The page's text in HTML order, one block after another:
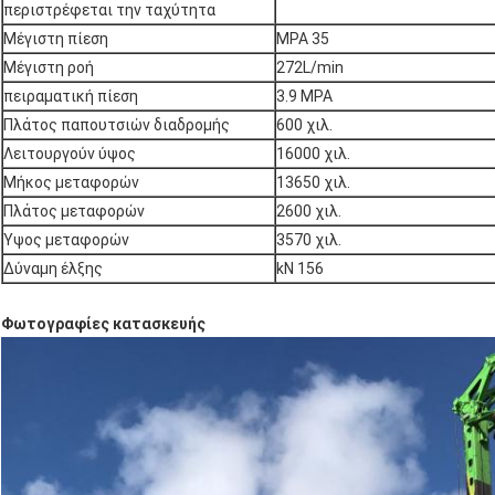
περιστρέφεται την ταχύτητα
Μέγιστη πίεση
MPA 35
Μέγιστη ροή
272L/min
πειραματική πίεση
3.9 MPA
Πλάτος παπουτσιών διαδρομής
600 χιλ.
Λειτουργούν ύψος
16000 χιλ.
Μήκος μεταφορών
13650 χιλ.
Πλάτος μεταφορών
2600 χιλ.
Ύψος μεταφορών
3570 χιλ.
Δύναμη έλξης
kN 156
Φωτογραφίες κατασκευής